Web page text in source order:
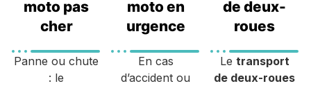
moto pas
cher
Panne ou chute
: le
moto en
urgence
En cas
d’accident ou
de deux-
roues
Le transport
de deux-roues